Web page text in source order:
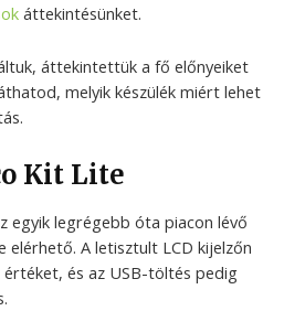
áttekintésünket.
áttekintettük a fő előnyeiket
melyik készülék miért lehet
Kit Lite
egyik legrégebb óta piacon lévő
elérhető. A letisztult LCD kijelzőn
és az USB-töltés pedig